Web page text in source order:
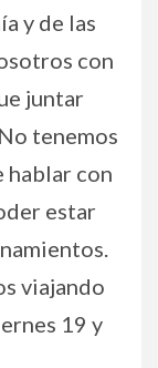
y de las
con
juntar
tenemos
hablar con
estar
viajando
19 y